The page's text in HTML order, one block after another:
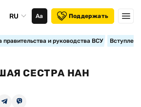
RU Аа Поддержать
правительства и руководства ВСУ
СЕСТРА НАН